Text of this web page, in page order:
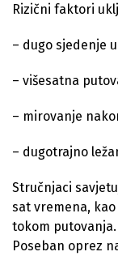
Rizični faktori
– dugo sjedenje
– višesatna
– mirovanje
– dugotrajno
Stručnjaci
sat vremena,
tokom putovanja.
Poseban oprez